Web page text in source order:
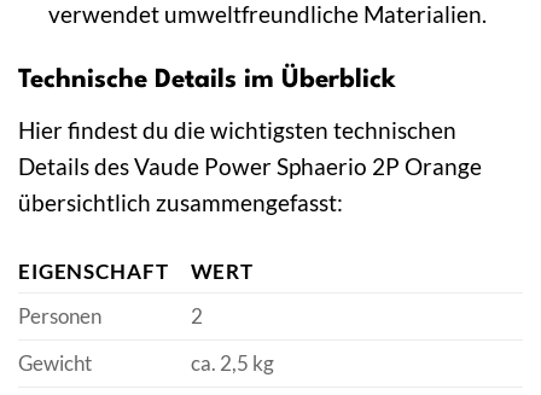
verwendet umweltfreundliche Materialien.
Technische Details im Überblick
Hier findest du die wichtigsten technischen
Details des Vaude Power Sphaerio 2P Orange
übersichtlich zusammengefasst:
EIGENSCHAFT
WERT
Personen
2
Gewicht
ca. 2,5 kg